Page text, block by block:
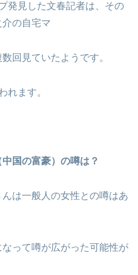
発見した文春記者は、その
の自宅マ
回見ていたようです。
れます。
国の富豪）の噂は？
は一般人の女性との噂はあ
って噂が広がった可能性が